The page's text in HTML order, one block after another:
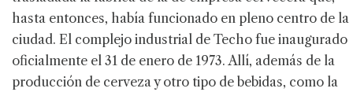
hasta entonces, había funcionado en pleno centro de la
ciudad. El complejo industrial de Techo fue inaugurado
oficialmente el 31 de enero de 1973. Allí, además de la
producción de cerveza y otro tipo de bebidas, como la